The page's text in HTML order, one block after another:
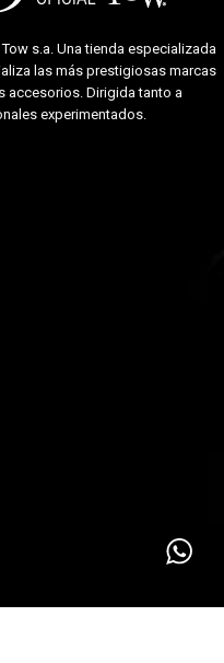
Tow s.a. Una tienda especializada
las más prestigiosas marcas
accesorios. Dirigida tanto a
experimentados.